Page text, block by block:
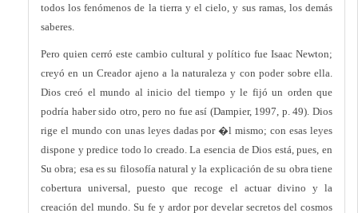
todos los fenómenos de la tierra y el cielo, y sus ramas, los demás
saberes.
Pero quien cerró este cambio cultural y político fue Isaac Newton;
creyó en un Creador ajeno a la naturaleza y con poder sobre ella.
Dios creó el mundo al inicio del tiempo y le fijó un orden que
podría haber sido otro, pero no fue así (Dampier, 1997, p. 49). Dios
rige el mundo con unas leyes dadas por �l mismo; con esas leyes
dispone y predice todo lo creado. La esencia de Dios está, pues, en
Su obra; esa es su filosofía natural y la explicación de su obra tiene
cobertura universal, puesto que recoge el actuar divino y la
creación del mundo. Su fe y ardor por develar secretos del cosmos